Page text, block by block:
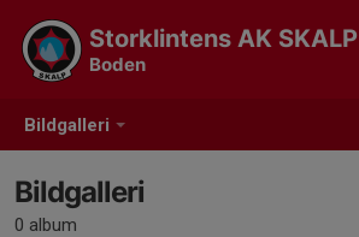
Bildgalleri
Storklintens AK SKALP
Boden
Bildgalleri
0 album